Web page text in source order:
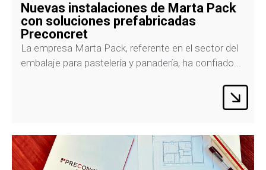
Nuevas instalaciones de Marta Pack
con soluciones prefabricadas
Preconcret
La empresa Marta Pack, referente en el sector del
embalaje para pastelería y panadería, ha confiado...